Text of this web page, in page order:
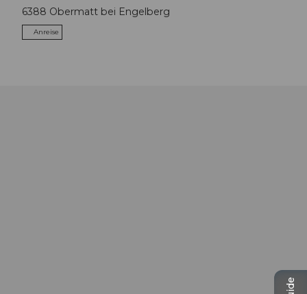
6388 Obermatt bei Engelberg
Anreise